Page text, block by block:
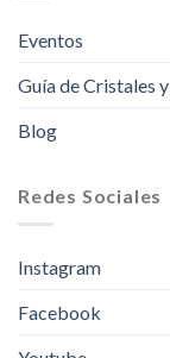
Eventos
Guía de Cristales
Blog
Redes Sociales
Instagram
Facebook